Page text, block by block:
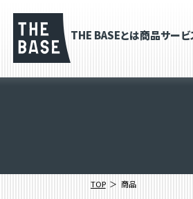
THE BASEとは商品サービ
TOP 商品